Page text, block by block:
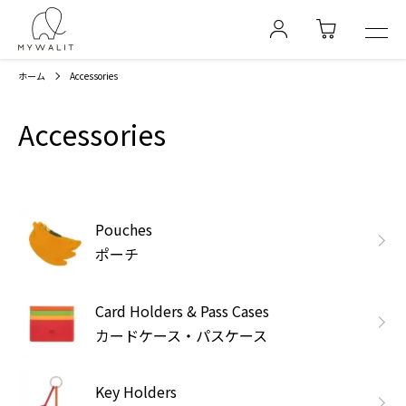
ホーム Accessories
Accessories
Pouches
ポーチ
Card Holders & Pass Cases
カードケース・パスケース
Key Holders